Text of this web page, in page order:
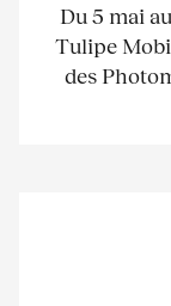
Du 5 mai
Tulipe
des